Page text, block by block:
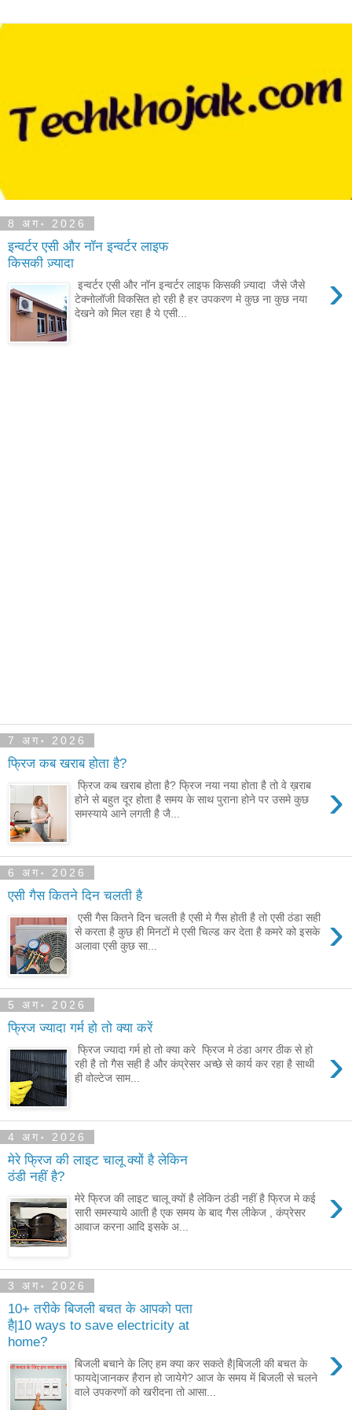
8 अग॰ 2026
इन्वर्टर एसी और नॉन इन्वर्टर लाइफ
किसकी ज़्यादा
›
इन्वर्टर एसी और नॉन इन्वर्टर लाइफ किसकी ज़्यादा जैसे जैसे
टेक्नोलॉजी विकसित हो रही है हर उपकरण मे कुछ ना कुछ नया
देखने को मिल रहा है ये एसी...
7 अग॰ 2026
फ्रिज कब खराब होता है?
›
फ्रिज कब खराब होता है? फ्रिज नया नया होता है तो वे ख़राब
होने से बहुत दूर होता है समय के साथ पुराना होने पर उसमे कुछ
समस्याये आने लगती है जै...
6 अग॰ 2026
एसी गैस कितने दिन चलती है
›
एसी गैस कितने दिन चलती है एसी मे गैस होती है तो एसी ठंडा सही
से करता है कुछ ही मिनटों मे एसी चिल्ड कर देता है कमरे को इसके
अलावा एसी कुछ सा...
5 अग॰ 2026
फ्रिज ज्यादा गर्म हो तो क्या करें
›
फ्रिज ज्यादा गर्म हो तो क्या करे फ्रिज मे ठंडा अगर ठीक से हो
रही है तो गैस सही है और कंप्रेसर अच्छे से कार्य कर रहा है साथी
ही वोल्टेज साम...
4 अग॰ 2026
मेरे फ्रिज की लाइट चालू क्यों है लेकिन
ठंडी नहीं है?
›
मेरे फ्रिज की लाइट चालू क्यों है लेकिन ठंडी नहीं है फ्रिज मे कई
सारी समस्याये आती है एक समय के बाद गैस लीकेज , कंप्रेसर
आवाज करना आदि इसके अ...
3 अग॰ 2026
10+ तरीके बिजली बचत के आपको पता
है|10 ways to save electricity at
home?
›
बिजली बचाने के लिए हम क्या कर सकते है|बिजली की बचत के
फायदे|जानकर हैरान हो जायेगे? आज के समय में बिजली से चलने
वाले उपकरणों को खरीदना तो आसा...